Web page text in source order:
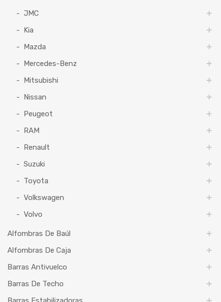
JMC
Kia
Mazda
Mercedes-Benz
Mitsubishi
Nissan
Peugeot
RAM
Renault
Suzuki
Toyota
Volkswagen
Volvo
Alfombras De Baúl
Alfombras De Caja
Barras Antivuelco
Barras De Techo